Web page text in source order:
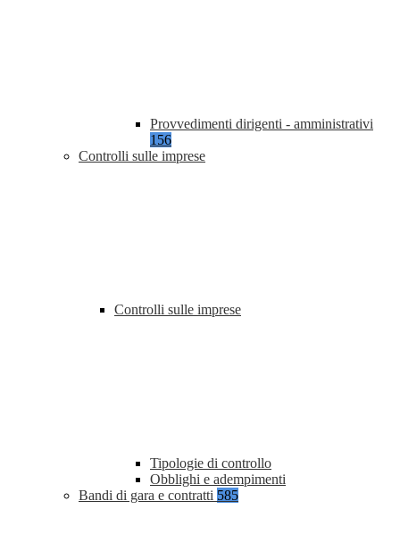
Provvedimenti dirigenti - amministrativi
156
Controlli sulle imprese
Controlli sulle imprese
Tipologie di controllo
Obblighi e adempimenti
Bandi di gara e contratti 585